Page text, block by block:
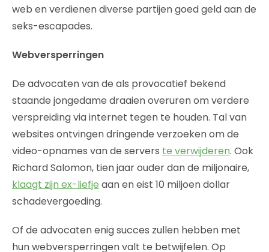
web en verdienen diverse partijen goed geld aan de
seks-escapades.
Webversperringen
De advocaten van de als provocatief bekend
staande jongedame draaien overuren om verdere
verspreiding via internet tegen te houden. Tal van
websites ontvingen dringende verzoeken om de
video-opnames van de servers te verwijderen. Ook
Richard Salomon, tien jaar ouder dan de miljonaire,
klaagt zijn ex-liefje aan en eist 10 miljoen dollar
schadevergoeding.
Of de advocaten enig succes zullen hebben met
hun webversperringen valt te betwijfelen. Op